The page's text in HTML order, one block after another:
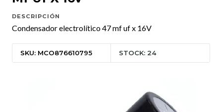
DESCRIPCIÓN
Condensador electrolítico 47 mf uf x 16V
SKU: MCO876610795 STOCK: 24